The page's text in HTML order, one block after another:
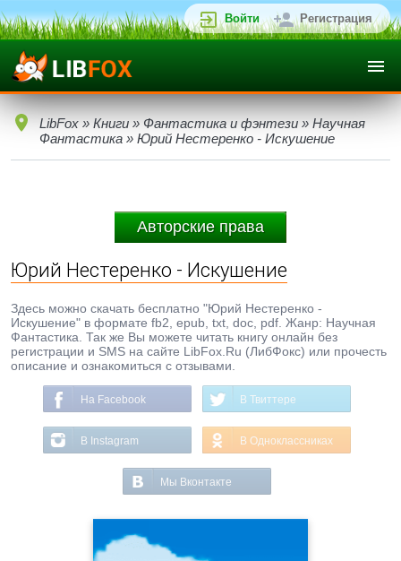
Войти Регистрация
LibFox » Книги » Фантастика и фэнтези » Научная
Фантастика » Юрий Нестеренко - Искушение
Авторские права
Юрий Нестеренко - Искушение
Здесь можно скачать бесплатно "Юрий Нестеренко -
Искушение" в формате fb2, epub, txt, doc, pdf. Жанр: Научная
Фантастика. Так же Вы можете читать книгу онлайн без
регистрации и SMS на сайте LibFox.Ru (ЛибФокс) или прочесть
описание и ознакомиться с отзывами.
На Facebook В Твиттере
В Instagram В Одноклассниках
Мы Вконтакте